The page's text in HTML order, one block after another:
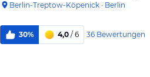
Berlin-Treptow-Köpenick · Berlin
30% 4,0 / 6 36 Bewertungen